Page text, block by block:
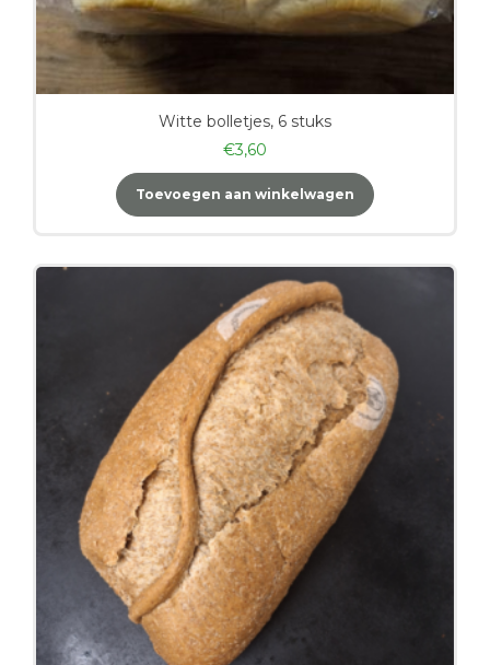
Witte bolletjes, 6 stuks
€3,60
Toevoegen aan winkelwagen